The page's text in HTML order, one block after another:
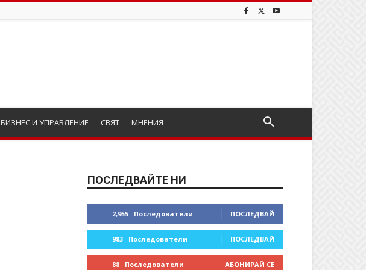
БИЗНЕС И УПРАВЛЕНИЕ СВЯТ МНЕНИЯ
ПОСЛЕДВАЙТЕ НИ
2,955 Последователи ПОСЛЕДВАЙ
983 Последователи ПОСЛЕДВАЙ
88 Последователи АБОНИРАЙ СЕ